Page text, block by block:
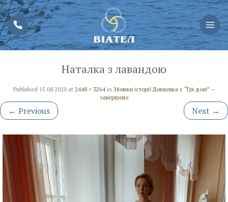
Наталка з лавандою
Published 15.08.2020 at 2448 × 3264in Зйомки історії Довженка у “Грі долі” –
завершено
← Previous Next →